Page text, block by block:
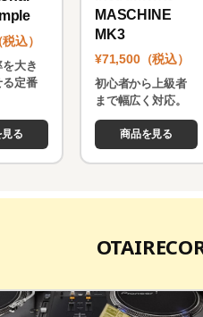
込）
大き
る定番
る
MASCHINE
MK3
¥71,500（税込）
初心者から上級者
まで幅広く対応。
商品を見る